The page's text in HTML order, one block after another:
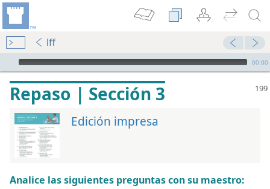
lff
Audio Player
00:00
Repaso | Sección 3
Edición impresa
Analice las siguientes preguntas con su maestro: